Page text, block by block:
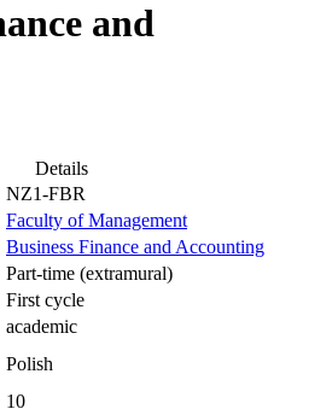
and
Details
NZ1-FBR
Faculty of Management
Business Finance and Accounting
Part-time (extramural)
First cycle
academic
Polish
10